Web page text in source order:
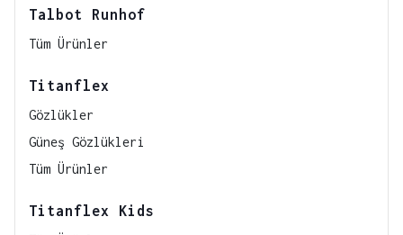
Talbot Runhof
Tüm Ürünler
Titanflex
Gözlükler
Güneş Gözlükleri
Tüm Ürünler
Titanflex Kids